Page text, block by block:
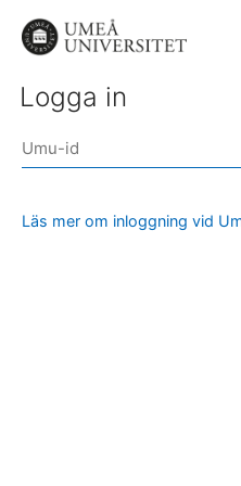
Logga in
Läs mer om inloggning vid